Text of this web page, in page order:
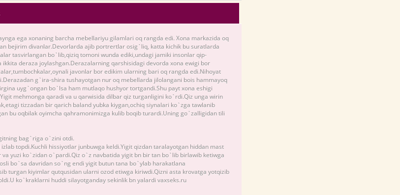
ega xonaning barcha mebellariyu gilamlari oq rangda edi. Xona markazida oq
bejirim divanlar.Devorlarda ajib portrertlar osig`liq, katta kichik bu suratlarda
tasvirlangan bo`lib,qiziq tomoni wunda ediki,undagi jamiki insonlar qip-
deraza joylashgan.Derazalarning qarshisidagi devorda xona ewigi bor
javonlar bor edikim ularning bari oq rangda edi.Nihoyat
g`ira-shira tushayotgan nur oq mebellarda jilolangani bois hammayoq
uyg`ongan bo`lsa ham mutlaqo hushyor tortgandi.Shu payt xona eshigi
mehmonga qaradi va u qarwisida dilbar qiz turganligini ko`rdi.Qiz unga wirin
tizzadan bir qarich baland yubka kiygan,ochiq siynalari ko`zga tawlanib
bu oqbilak oyimcha qahramonimizga kulib boqib turardi.Uning go`zalligidan tili
bag`riga o`zini otdi.
topdi.Kuchli hissiyotlar junbuwga keldi.Yigit qizdan taralayotgan hiddan mast
yuzi ko`zidan o`pardi.Qiz o`z navbatida yigit bn bir tan bo`lib birlawib ketiwga
bo`sa davridan so`ng endi yigit butun tana bo`ylab harakatlana
turgan kiyimlar qutqusidan ularni ozod etiwga kiriwdi.Qizni asta krovatga yotqizib
ko`kraklarni huddi silayotganday sekinlik bn yalardi vaxseks.ru